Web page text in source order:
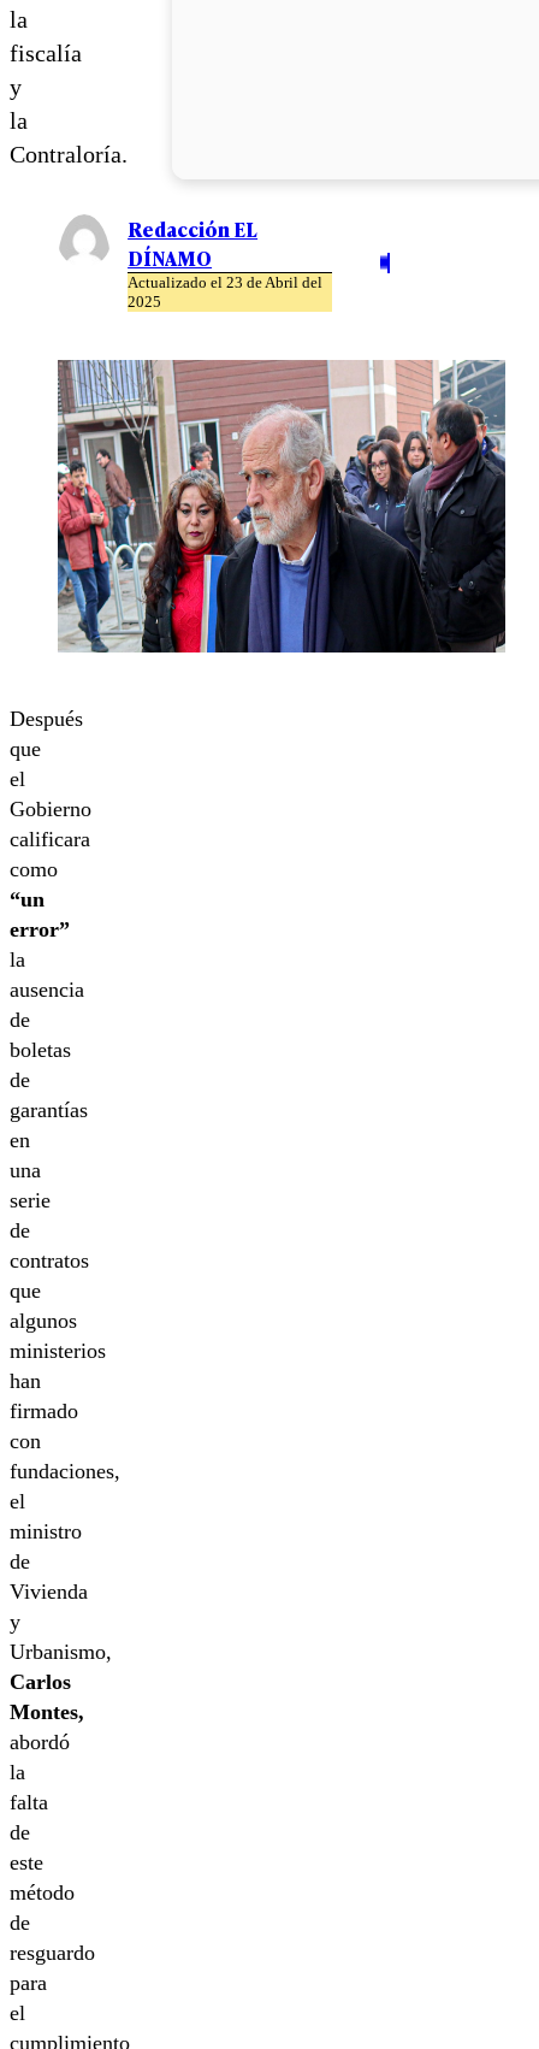
la
fiscalía
y
la
Contraloría.
Redacción EL
DÍNAMO
Actualizado el 23 de Abril del
2025
Después
que
el
Gobierno
calificara
como
“un
error”
la
ausencia
de
boletas
de
garantías
en
una
serie
de
contratos
que
algunos
ministerios
han
firmado
con
fundaciones,
el
ministro
de
Vivienda
y
Urbanismo,
Carlos
Montes,
abordó
la
falta
de
este
método
de
resguardo
para
el
cumplimiento